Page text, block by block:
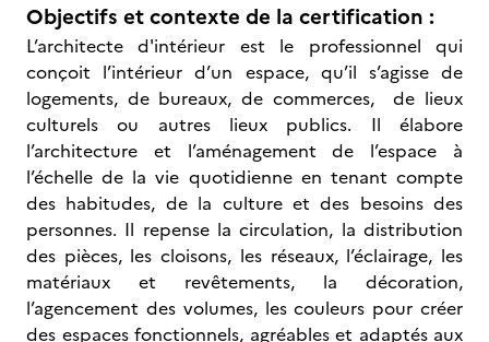
Objectifs et contexte de la certification :
L’architecte d'intérieur est le professionnel qui
conçoit l’intérieur d’un espace, qu’il s’agisse de
logements, de bureaux, de commerces, de lieux
culturels ou autres lieux publics. Il élabore
l’architecture et l’aménagement de l’espace à
l’échelle de la vie quotidienne en tenant compte
des habitudes, de la culture et des besoins des
personnes. Il repense la circulation, la distribution
des pièces, les cloisons, les réseaux, l’éclairage, les
matériaux et revêtements, la décoration,
l’agencement des volumes, les couleurs pour créer
des espaces fonctionnels, agréables et adaptés aux